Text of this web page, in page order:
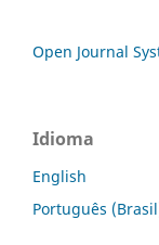
Open Journal
Idioma
English
Português